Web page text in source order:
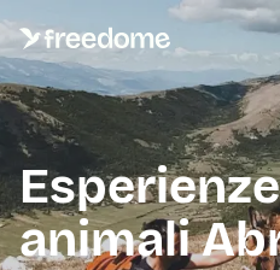
animali